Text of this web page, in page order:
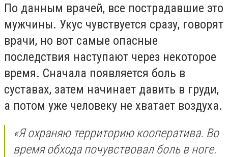
По данным врачей, все пострадавшие это
мужчины. Укус чувствуется сразу, говорят
врачи, но вот самые опасные
последствия наступают через некоторое
время. Сначала появляется боль в
суставах, затем начинает давить в груди,
а потом уже человеку не хватает воздуха.
«Я охраняю территорию кооператива. Во
время обхода почувствовал боль в ноге.